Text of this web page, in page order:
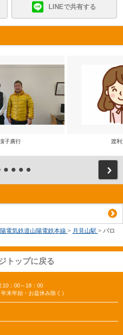
LINEで共有する
子廣行 渡利
電気鉄道山陽電鉄本線 > 月見山駅 > パロ
トップに戻る
：00～18：00
末年始・お盆休み除く）